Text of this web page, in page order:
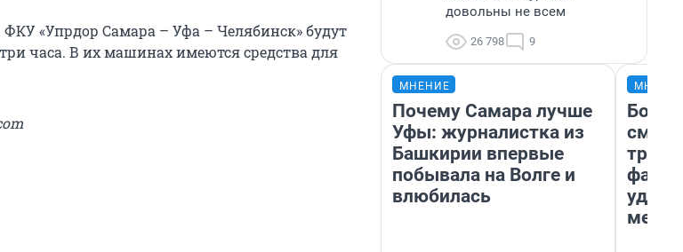
«Упрдор Самара – Уфа – Челябинск» будут
часа. В их машинах имеются средства для
довольны не всем
26 798 9
МНЕНИЕ
Почему Самара лучше
Уфы: журналистка из
Башкирии впервые
побывала на Волге и
влюбилась
месте